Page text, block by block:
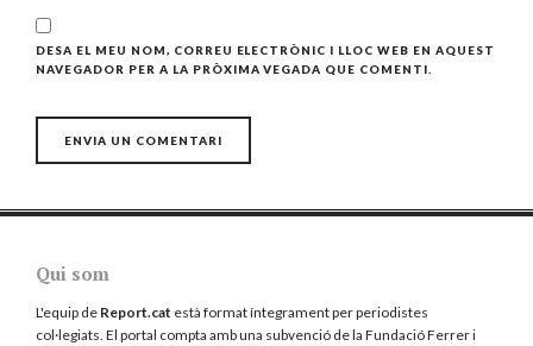
DESA EL MEU NOM, CORREU ELECTRÒNIC I LLOC WEB EN AQUEST
NAVEGADOR PER A LA PRÒXIMA VEGADA QUE COMENTI.
Qui som
L'equip de Report.cat està format íntegrament per periodistes
col·legiats. El portal compta amb una subvenció de la Fundació Ferrer i